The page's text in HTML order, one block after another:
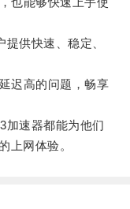
供快速、稳定、
迟高的问题，畅享
速器都能为他们
上网体验。